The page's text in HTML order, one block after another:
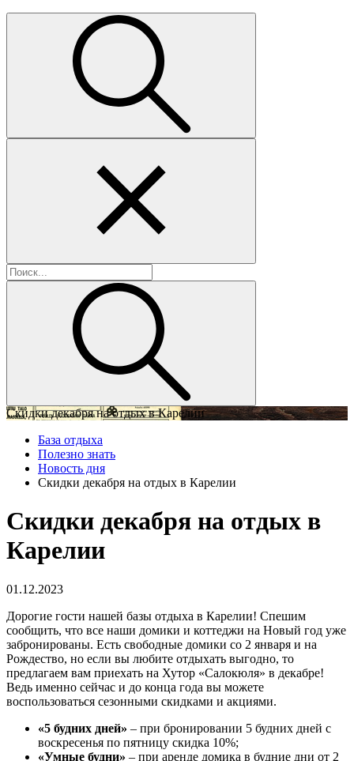
Скидки декабря на отдых в Карелии
База отдыха
Полезно знать
Новость дня
Скидки декабря на отдых в Карелии
Скидки декабря на отдых в
Карелии
01.12.2023
Дорогие гости нашей базы отдыха в Карелии! Спешим
сообщить, что все наши домики и коттеджи на Новый год уже
забронированы. Есть свободные домики со 2 января и на
Рождество, но если вы любите отдыхать выгодно, то
предлагаем вам приехать на Хутор «Салокюля» в декабре!
Ведь именно сейчас и до конца года вы можете
воспользоваться сезонными скидками и акциями.
«5 будних дней» – при бронировании 5 будних дней с
воскресенья по пятницу скидка 10%;
«Умные будни» – при аренде домика в будние дни от 2